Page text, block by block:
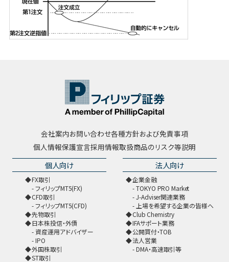
会社案内お問い合わせ各種方針および免責事項
個人情報保護宣言採用情報取扱商品のリスク等説明
個人向け
FX取引
フィリップMT5(FX)
CFD取引
フィリップMT5(CFD)
先物取引
日本株投信・外債
資産運用アドバイザー
IPO
外国株取引
ST取引
法人向け
企業金融
TOKYO PRO Market
J-Adviser関連業務
上場を希望する企業の皆様へ
Club Chemistry
IFAサポート業務
公開買付・TOB
法人営業
DMA・高速取引等